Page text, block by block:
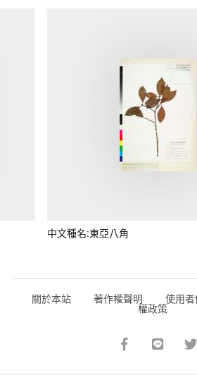
中文種名:東亞八角
關於本站 著作權聲明 使用
權政策